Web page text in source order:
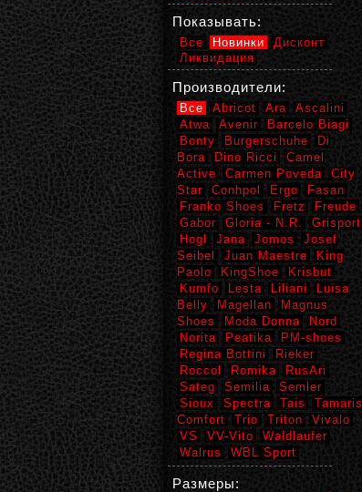
Показывать:
Все Новинки
Дисконт
Ликвидация
Производители:
Все Abricot Ara
Ascalini
Atwa
Avenir
Barcelo Biagi
Bonty
Burgerschuhe
Di
Bora
Dino Ricci
Camel
Active
Carmen Poveda
City
Star
Conhpol Ergo
Fasan
Franko Shoes
Fretz
Freude
Gabor
Gloria - N.R.
Grisport
Hogl
Jana Jomos
Josef
Seibel
Juan Maestre
King
Paolo
KingShoe
Krisbut
Kumfo
Lesta Liliani
Luisa
Belly
Magellan
Magnus
Shoes
Moda Donna
Nord
Norita
Peatika
PM-shoes
Regina Bottini
Rieker
Roccol
Romika
RusAri
Sateg
Semilia
Semler
Sioux
Spectra Tais
Tamaris
Comfort
Trio Triton
Vivalo
VS
VV-Vito
Waldlaufer
Walrus
WBL Sport
Размеры: